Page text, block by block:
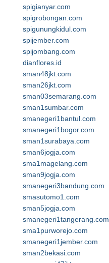
spigianyar.com
spigrobongan.com
spigunungkidul.com
spijember.com
spijombang.com
dianflores.id
sman48jkt.com
sman26jkt.com
sman03semarang.com
sman1sumbar.com
smanegeri1bantul.com
smanegeri1bogor.com
sman1surabaya.com
sman6jogja.com
sma1magelang.com
sman9jogja.com
smanegeri3bandung.com
smasutomo1.com
sman5jogja.com
smanegeri1tangerang.com
sma1purworejo.com
smanegeri1jember.com
sman2bekasi.com